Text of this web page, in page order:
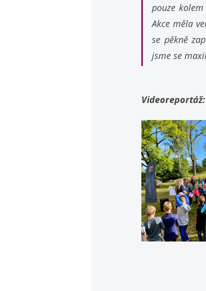
pouze
Akce měla
se pěkně
jsme se
Videoreportáž: